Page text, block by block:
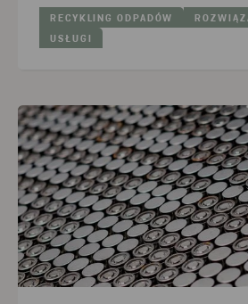
RECYKLING ODPADÓW
USŁUGI